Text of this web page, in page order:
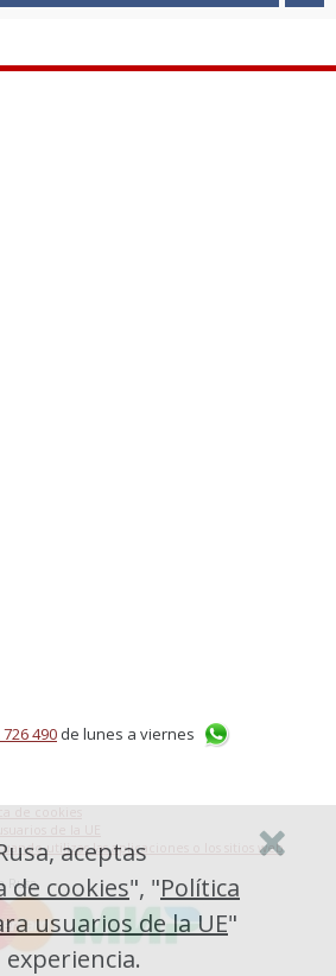
490 de lunes a viernes
utilizas las aplicaciones o los sitios web
Rusa
aceptas
de cookies", "Política
usuarios de la UE"